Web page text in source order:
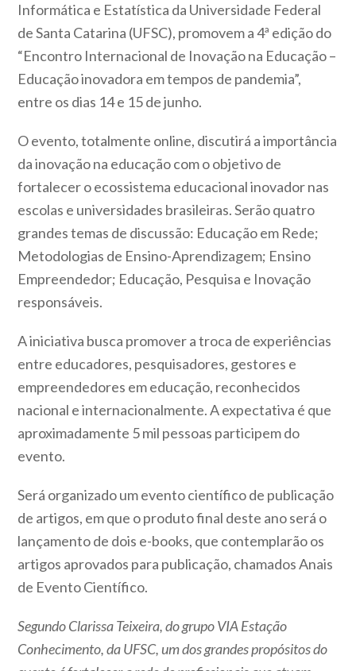
Informática e Estatística da Universidade Federal
de Santa Catarina (UFSC), promovem a 4ª edição do
“Encontro Internacional de Inovação na Educação –
Educação inovadora em tempos de pandemia”,
entre os dias 14 e 15 de junho.
O evento, totalmente online, discutirá a importância
da inovação na educação com o objetivo de
fortalecer o ecossistema educacional inovador nas
escolas e universidades brasileiras. Serão quatro
grandes temas de discussão: Educação em Rede;
Metodologias de Ensino-Aprendizagem; Ensino
Empreendedor; Educação, Pesquisa e Inovação
responsáveis.
A iniciativa busca promover a troca de experiências
entre educadores, pesquisadores, gestores e
empreendedores em educação, reconhecidos
nacional e internacionalmente. A expectativa é que
aproximadamente 5 mil pessoas participem do
evento.
Será organizado um evento científico de publicação
de artigos, em que o produto final deste ano será o
lançamento de dois e-books, que contemplarão os
artigos aprovados para publicação, chamados Anais
de Evento Científico.
Segundo Clarissa Teixeira, do grupo VIA Estação
Conhecimento, da UFSC, um dos grandes propósitos do